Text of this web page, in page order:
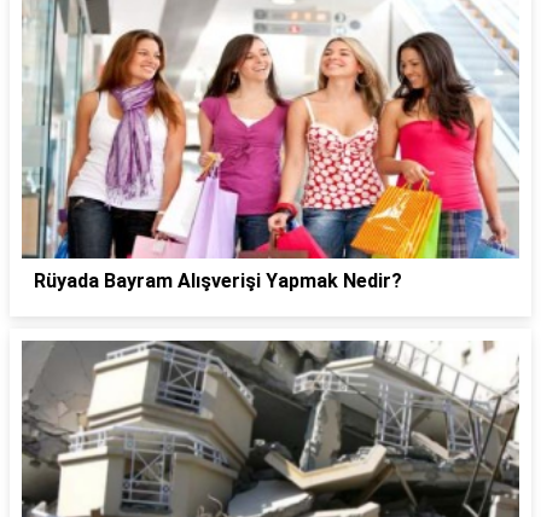
Rüyada Bayram Alışverişi Yapmak Nedir?